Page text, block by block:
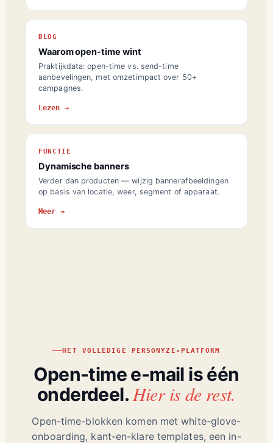
BLOG
Waarom open-time wint
Praktijkdata: open-time vs. send-time
aanbevelingen, met omzetimpact over 50+
campagnes.
Lezen →
FUNCTIE
Dynamische banners
Verder dan producten — wijzig bannerafbeeldingen
op basis van locatie, weer, segment of apparaat.
Meer →
HET VOLLEDIGE PERSONYZE-PLATFORM
Open-time e-mail is één
onderdeel.Hier is de rest.
Open-time-blokken komen met white-glove-
onboarding, kant-en-klare templates, een in-